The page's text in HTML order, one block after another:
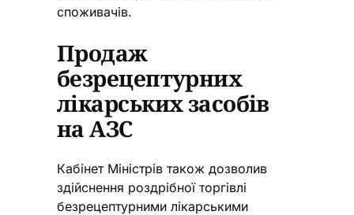
споживачів.
Продаж
безрецептурних
лікарських засобів
на АЗС
Кабінет Міністрів також дозволив
здійснення роздрібної торгівлі
безрецептурними лікарськими